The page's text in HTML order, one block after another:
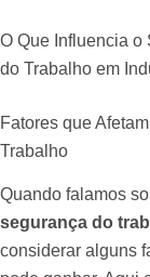
O Que Influencia o
do Trabalho em
Fatores que
Trabalho
Quando falamos
segurança do
considerar alguns